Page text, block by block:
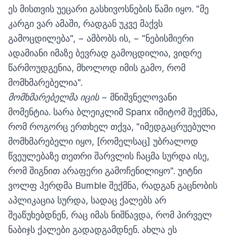
ეს მისთვის უეცარი გასხივოსნების წამი იყო. "მე
კარგი ვარ ამაში, რადგან უკვე მაქვს
გამოცდილება", − ამბობს ის, − "ნებისმიერი
ადამიანი იმაზე ბევრად გამოცდილია, ვიდრე
წარმოუდგენია, მხოლოდ იმის გამო, რომ
მომხმარებელია".
მომხმარებელმა იცის − მნიშვნელოვანი
მომენტია. სარა ბლეიკლიმ Spanx იმიტომ შექმნა,
რომ როგორც ერთხელ თქვა, "იმედგაცრუებული
მომხმარებელი იყო, [რომელსაც] უბრალოდ
წვეულებაზე თეთრი შარვლის ჩაცმა სურდა ისე,
რომ შიგნით არაფერი გამოჩენილიყო". უიტნი
ვოლფ ჰერდმა Bumble შექმნა, რადგან გაცნობის
აპლიკაცია სურდა, სადაც ქალებს არ
შეაწუხებდნენ, რაც იმას ნიშნავდა, რომ პირველ
ნაბიჯს ქალები გადადგამდნენ. ახლა ეს